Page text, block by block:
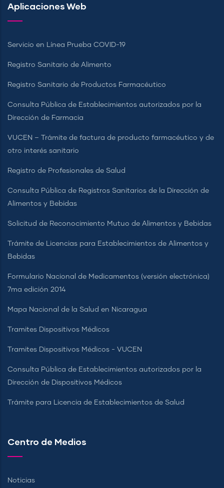
Aplicaciones Web
Servicio en Línea Prueba COVID-19
Registro Sanitario de Alimento
Registro Sanitario de Productos Farmacéutico
Consulta Pública de Establecimientos autorizados por la
Dirección de Farmacia
VUCEN – Trámite de factura de producto farmacéutico y de
otro interés sanitario
Registro de Profesionales de Salud
Consulta Pública de Registros Sanitarios de la Dirección de
Alimentos y Bebidas
Solicitud de Reconocimiento Mutuo de Alimentos y Bebidas
Trámite de Licencias para Establecimientos de Alimentos y
Bebidas
Formulario Nacional de Medicamentos (versión electrónica)
7ma edición 2014
Mapa Nacional de la Salud en Nicaragua
Tramites Dispositivos Médicos
Tramites Dispositivos Médicos - VUCEN
Consulta Pública de Establecimientos autorizados por la
Dirección de Dispositivos Médicos
Trámite para Licencia de Establecimientos de Salud
Centro de Medios
Noticias